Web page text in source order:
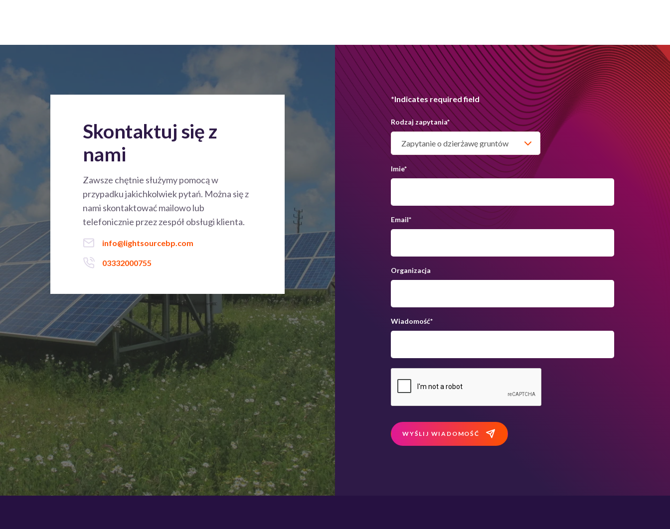
Skontaktuj się z
nami
Zawsze chętnie służymy pomocą w
przypadku jakichkolwiek pytań. Można się z
nami skontaktować mailowo lub
telefonicznie przez zespół obsługi klienta.
info@lightsourcebp.com
03332000755
*Indicates required field
Rodzaj zapytania*
Imie*
Email*
Organizacja
Wiadomość*
WYŚLIJ WIADOMOŚĆ